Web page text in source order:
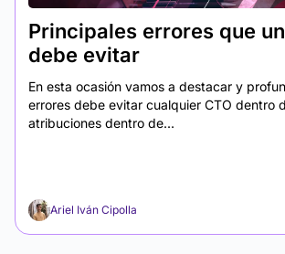
Principales errores que
debe evitar
En esta ocasión vamos a destacar y
errores debe evitar cualquier CTO dentro
atribuciones dentro de...
Ariel Iván Cipolla